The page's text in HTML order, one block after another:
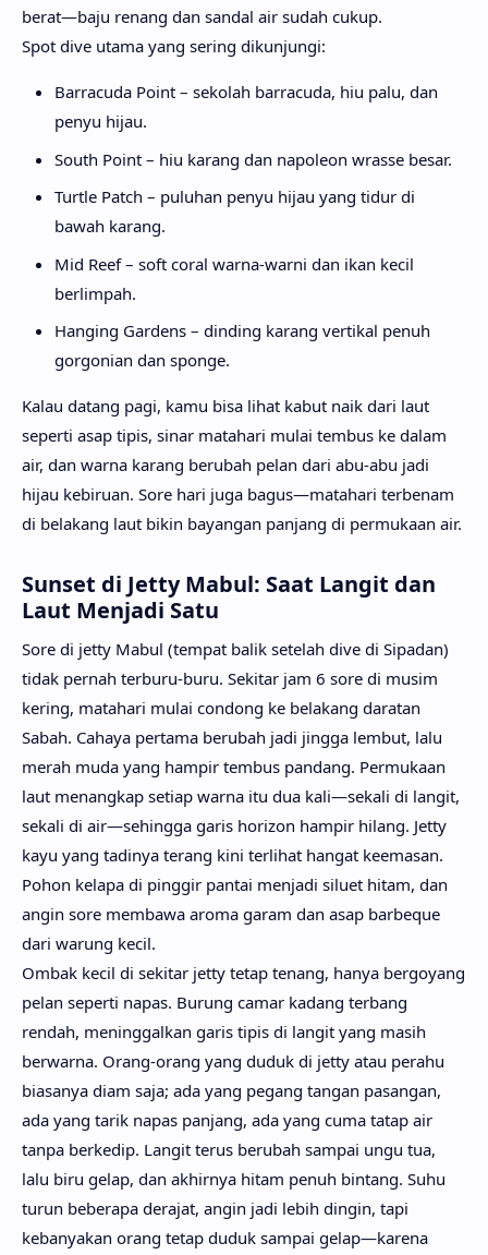
berat—baju renang dan sandal air sudah cukup.
Spot dive utama yang sering dikunjungi:
Barracuda Point – sekolah barracuda, hiu palu, dan
penyu hijau.
South Point – hiu karang dan napoleon wrasse besar.
Turtle Patch – puluhan penyu hijau yang tidur di
bawah karang.
Mid Reef – soft coral warna-warni dan ikan kecil
berlimpah.
Hanging Gardens – dinding karang vertikal penuh
gorgonian dan sponge.
Kalau datang pagi, kamu bisa lihat kabut naik dari laut
seperti asap tipis, sinar matahari mulai tembus ke dalam
air, dan warna karang berubah pelan dari abu-abu jadi
hijau kebiruan. Sore hari juga bagus—matahari terbenam
di belakang laut bikin bayangan panjang di permukaan air.
Sunset di Jetty Mabul: Saat Langit dan
Laut Menjadi Satu
Sore di jetty Mabul (tempat balik setelah dive di Sipadan)
tidak pernah terburu-buru. Sekitar jam 6 sore di musim
kering, matahari mulai condong ke belakang daratan
Sabah. Cahaya pertama berubah jadi jingga lembut, lalu
merah muda yang hampir tembus pandang. Permukaan
laut menangkap setiap warna itu dua kali—sekali di langit,
sekali di air—sehingga garis horizon hampir hilang. Jetty
kayu yang tadinya terang kini terlihat hangat keemasan.
Pohon kelapa di pinggir pantai menjadi siluet hitam, dan
angin sore membawa aroma garam dan asap barbeque
dari warung kecil.
Ombak kecil di sekitar jetty tetap tenang, hanya bergoyang
pelan seperti napas. Burung camar kadang terbang
rendah, meninggalkan garis tipis di langit yang masih
berwarna. Orang-orang yang duduk di jetty atau perahu
biasanya diam saja; ada yang pegang tangan pasangan,
ada yang tarik napas panjang, ada yang cuma tatap air
tanpa berkedip. Langit terus berubah sampai ungu tua,
lalu biru gelap, dan akhirnya hitam penuh bintang. Suhu
turun beberapa derajat, angin jadi lebih dingin, tapi
kebanyakan orang tetap duduk sampai gelap—karena